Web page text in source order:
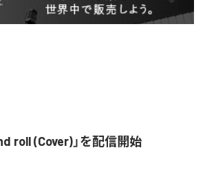
roll (Cover)」を配信開始